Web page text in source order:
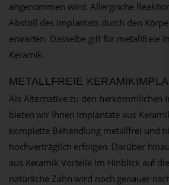
angenommen wird. Allergische
Abstoß des Implantats durch den
erwarten. Dasselbe gilt für metallfreie
Keramik.
METALLFREIE
Als Alternative zu den herkömmlichen
bieten wir Ihnen Implantate aus
komplette Behandlung metallfrei und
hochverträglich erfolgen. Darüber
aus Keramik Vorteile im Hinblick auf
natürliche Zahn wird noch genauer